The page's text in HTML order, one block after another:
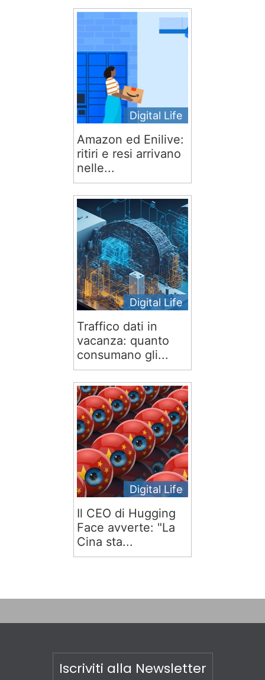
Digital Life
Amazon ed Enilive:
ritiri e resi arrivano
nelle...
Digital Life
Traffico dati in
vacanza: quanto
consumano gli...
Digital Life
Il CEO di Hugging
Face avverte: "La
Cina sta...
Iscriviti alla Newsletter